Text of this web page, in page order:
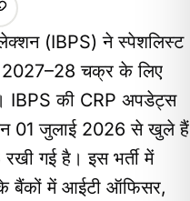
(IBPS) ने स्पेशलिस्ट
2027–28 चक्र के लिए
IBPS की CRP अपडेट्स
01 जुलाई 2026 से खुले हैं
गई है। इस भर्ती में
के बैंकों में आईटी ऑफिसर,